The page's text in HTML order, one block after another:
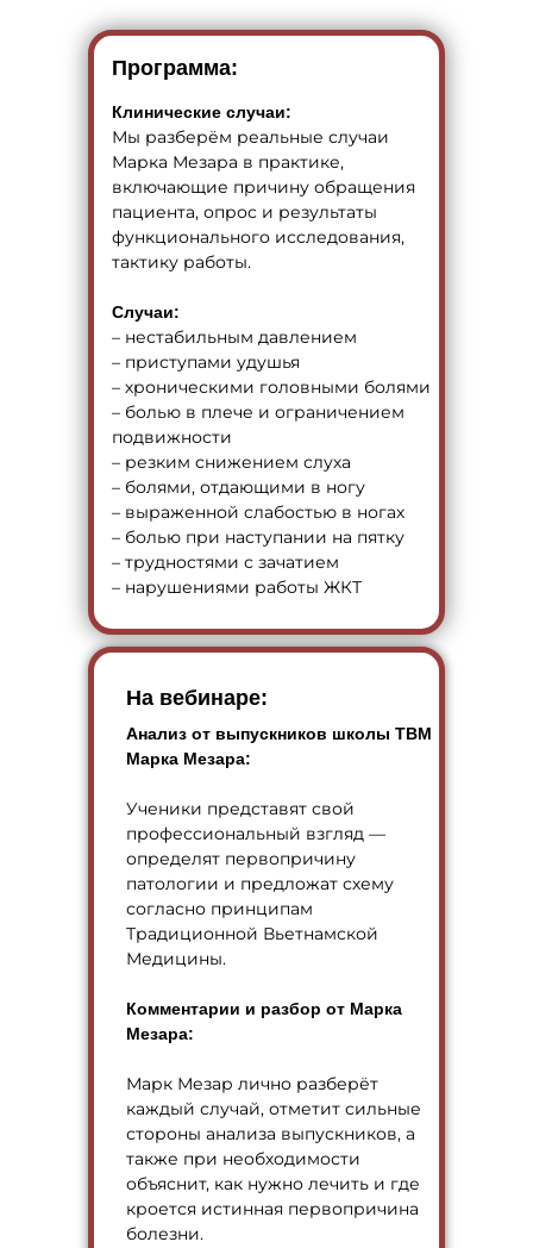
Анализ от выпускников школы ТВМ
Марка Мезара:
Ученики представят свой
профессиональный взгляд —
определят первопричину
патологии и предложат схему
согласно принципам
Традиционной Вьетнамской
Медицины.
Комментарии и разбор от Марка
Мезара:
Марк Мезар лично разберёт
каждый случай, отметит сильные
стороны анализа выпускников, а
также при необходимости
объяснит, как нужно лечить и где
кроется истинная первопричина
болезни.
Программа:
Клинические случаи:
Мы разберём реальные случаи
Марка Мезара в практике,
включающие причину обращения
пациента, опрос и результаты
функционального исследования,
тактику работы.
Случаи:
– нестабильным давлением
– приступами удушья
– хроническими головными болями
– болью в плече и ограничением
подвижности
– резким снижением слуха
– болями, отдающими в ногу
– выраженной слабостью в ногах
– болью при наступании на пятку
– трудностями с зачатием
– нарушениями работы ЖКТ
На вебинаре: